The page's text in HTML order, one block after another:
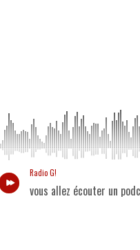
Radio G!
vous allez écouter un